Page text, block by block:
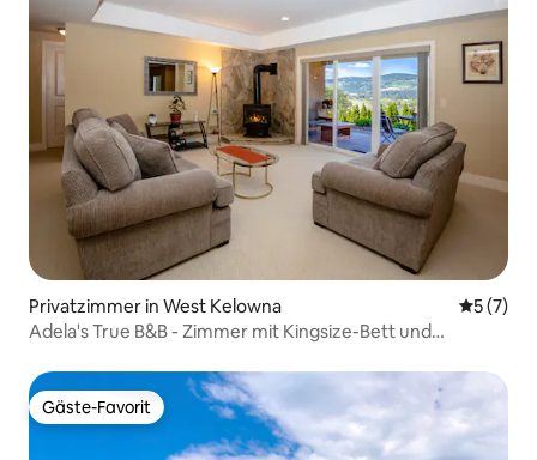
Privatzimmer in West Kelowna
5 (7)
Adela's True B&B - Zimmer mit Kingsize-Bett und
Gäste-Favorit
Gäste-Favorit